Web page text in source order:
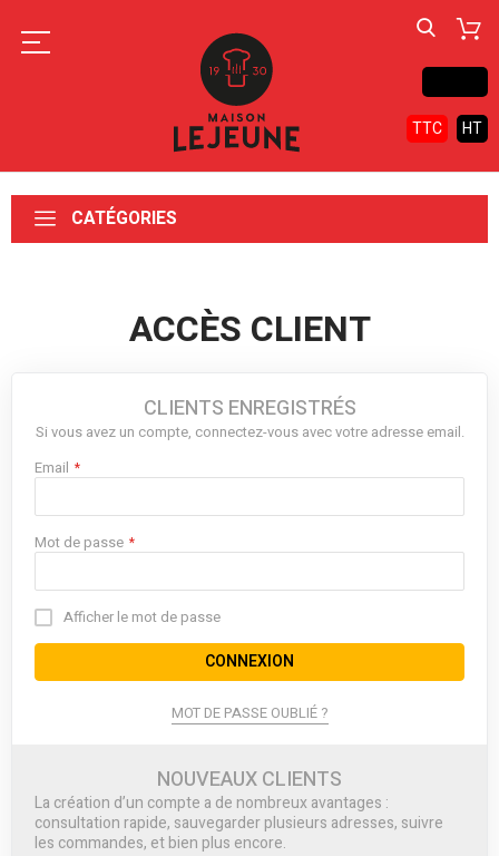
TTC HT
CATÉGORIES
ACCÈS CLIENT
CLIENTS ENREGISTRÉS
Si vous avez un compte, connectez-vous avec votre adresse email.
Email
Mot de passe
Afficher le mot de passe
CONNEXION
MOT DE PASSE OUBLIÉ ?
NOUVEAUX CLIENTS
La création d’un compte a de nombreux avantages :
consultation rapide, sauvegarder plusieurs adresses, suivre
les commandes, et bien plus encore.